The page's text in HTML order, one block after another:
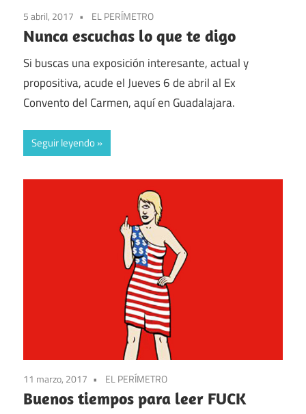
5 abril, 2017 EL PERÍMETRO
Nunca escuchas lo que te digo
Si buscas una exposición interesante, actual y
propositiva, acude el Jueves 6 de abril al Ex
Convento del Carmen, aquí en Guadalajara.
Seguir leyendo
11 marzo, 2017 EL PERÍMETRO
Buenos tiempos para leer FUCK